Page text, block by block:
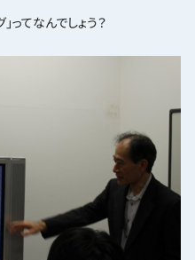
ってなんでしょう？